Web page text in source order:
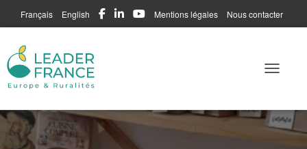
Français English Mentions légales Nous contacter